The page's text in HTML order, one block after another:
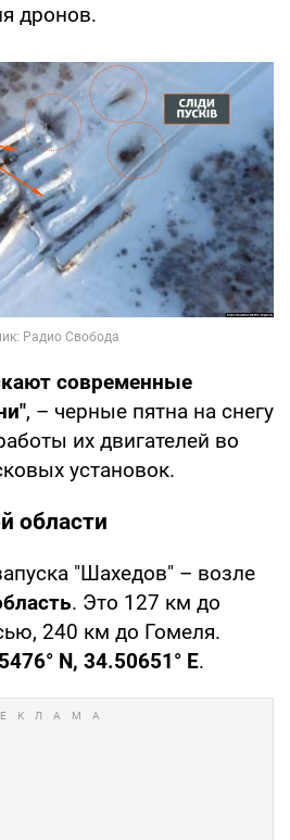
дронов.
современные
, – черные пятна на снегу
их двигателей во
установок.
области
"Шахедов" – возле
. Это 127 км до
240 км до Гомеля.
N, 34.50651° E.